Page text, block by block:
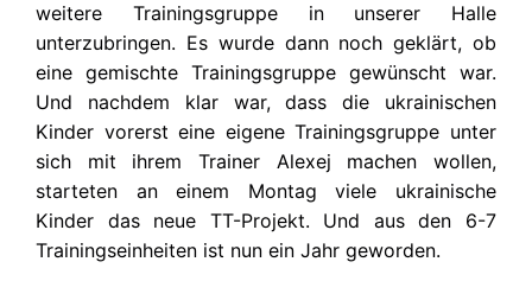
weitere Trainingsgruppe in unserer Halle
unterzubringen. Es wurde dann noch geklärt, ob
eine gemischte Trainingsgruppe gewünscht war.
Und nachdem klar war, dass die ukrainischen
Kinder vorerst eine eigene Trainingsgruppe unter
sich mit ihrem Trainer Alexej machen wollen,
starteten an einem Montag viele ukrainische
Kinder das neue TT-Projekt. Und aus den 6-7
Trainingseinheiten ist nun ein Jahr geworden.